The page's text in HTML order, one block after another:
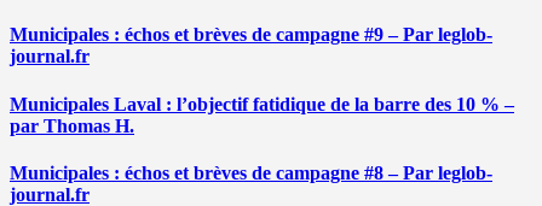
Municipales : échos et brèves de campagne #9 – Par leglob-
journal.fr
Municipales Laval : l’objectif fatidique de la barre des 10 % –
par Thomas H.
Municipales : échos et brèves de campagne #8 – Par leglob-
journal.fr